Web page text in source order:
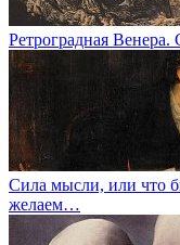
Ретроградная Венера.
Сила мысли, или что
желаем…